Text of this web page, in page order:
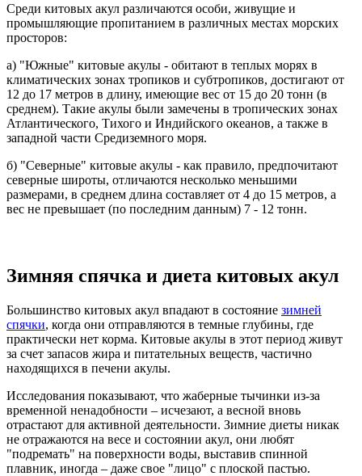
Среди китовых акул различаются особи, живущие и
промышляющие пропитанием в различных местах морских
просторов:
а) "Южные" китовые акулы - обитают в теплых морях в
климатических зонах тропиков и субтропиков, достигают от
12 до 17 метров в длину, имеющие вес от 15 до 20 тонн (в
среднем). Такие акулы были замечены в тропических зонах
Атлантического, Тихого и Индийского океанов, а также в
западной части Средиземного моря.
б) "Северные" китовые акулы - как правило, предпочитают
северные широты, отличаются несколько меньшими
размерами, в среднем длина составляет от 4 до 15 метров, а
вес не превышает (по последним данным) 7 - 12 тонн.
Зимняя спячка и диета китовых акул
Большинство китовых акул впадают в состояние зимней
спячки, когда они отправляются в темные глубины, где
практически нет корма. Китовые акулы в этот период живут
за счет запасов жира и питательных веществ, частично
находящихся в печени акулы.
Исследования показывают, что жаберные тычинки из-за
временной ненадобности – исчезают, а весной вновь
отрастают для активной деятельности. Зимние диеты никак
не отражаются на весе и состоянии акул, они любят
"подремать" на поверхности воды, выставив спинной
плавник, иногда – даже свое "лицо" с плоской пастью.